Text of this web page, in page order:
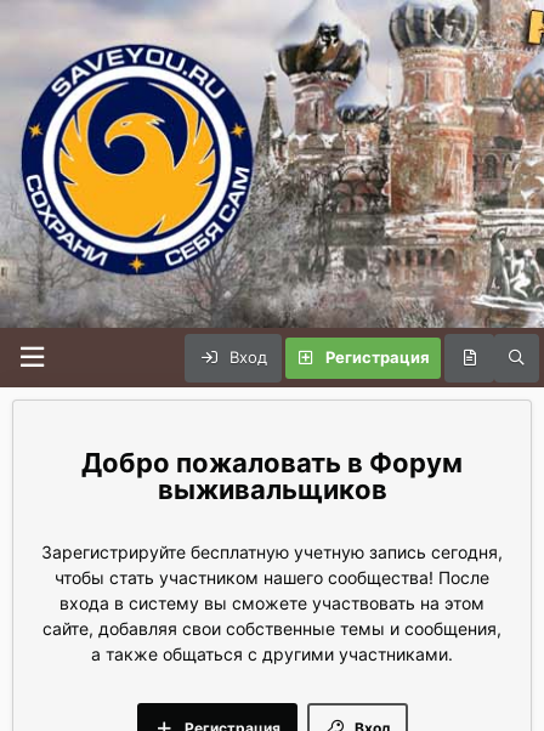
Вход Регистрация
Форум
выживальщиков
Зарегистрируйте бесплатную учетную запись сегодня,
чтобы стать участником нашего сообщества! После
входа в систему вы сможете участвовать на этом
сайте, добавляя свои собственные темы и сообщения,
а также общаться с другими участниками.